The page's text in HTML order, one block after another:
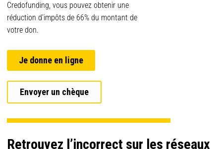
Credofunding, vous pouvez obtenir une
réduction d’impôts de 66% du montant de
votre don.
Je donne en ligne
Envoyer un chèque
Retrouvez l’incorrect sur les réseaux